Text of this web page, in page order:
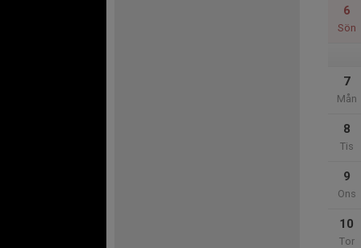
6
Sön
7
Mån
8
Tis
9
Ons
10
Tor